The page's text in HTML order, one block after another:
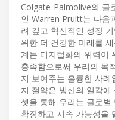
Colgate-Palmolive의 글
인 Warren Pruitt는 다음
려 깊고 혁신적인 성장
위한 더 건강한 미래를
계는 디지털화의 위력이
충족함으로써 우리의 목
지 보여주는 훌륭한 사례
지 절약은 빙산의 일각
셋을 통해 우리는 글로
확장하고 지속 가능성을